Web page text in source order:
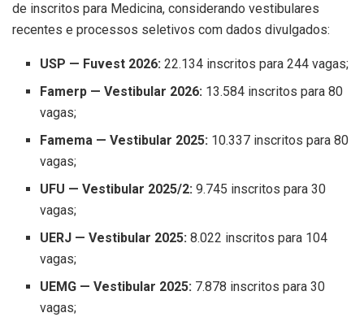
de inscritos para Medicina, considerando vestibulares
recentes e processos seletivos com dados divulgados:
USP — Fuvest 2026: 22.134 inscritos para 244 vagas;
Famerp — Vestibular 2026: 13.584 inscritos para 80
vagas;
Famema — Vestibular 2025: 10.337 inscritos para 80
vagas;
UFU — Vestibular 2025/2: 9.745 inscritos para 30
vagas;
UERJ — Vestibular 2025: 8.022 inscritos para 104
vagas;
UEMG — Vestibular 2025: 7.878 inscritos para 30
vagas;